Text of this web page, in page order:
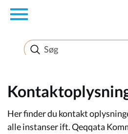
en
Borger
Erhverv
Politik
Her finder du kontakt
alle instanser ift. Qeqqata